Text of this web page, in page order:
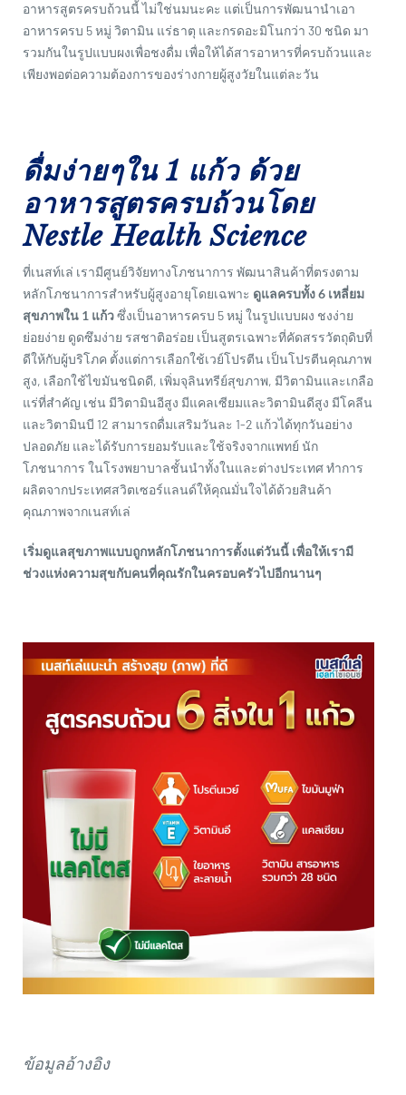
อาหารสูตรครบถ้วนนี้ ไม่ใช่นมนะคะ แต่เป็นการพัฒนานำเอา
อาหารครบ 5 หมู่ วิตามิน แร่ธาตุ และกรดอะมิโนกว่า 30 ชนิด มา
รวมกันในรูปแบบผงเพื่อชงดื่ม เพื่อให้ได้สารอาหารที่ครบถ้วนและ
เพียงพอต่อความต้องการของร่างกายผู้สูงวัยในแต่ละวัน
ดื่มง่ายๆใน 1 แก้ว ด้วย
อาหารสูตรครบถ้วนโดย
Nestle Health Science
ที่เนสท์เล่ เรามีศูนย์วิจัยทางโภชนาการ พัฒนาสินค้าที่ตรงตาม
หลักโภชนาการสำหรับผู้สูงอายุโดยเฉพาะ ดูแลครบทั้ง 6 เหลี่ยม
สุขภาพใน 1 แก้วซึ่งเป็นอาหารครบ 5 หมู่ ในรูปแบบผง ชงง่าย
ย่อยง่าย ดูดซึมง่าย รสชาติอร่อย เป็นสูตรเฉพาะที่คัดสรรวัตถุดิบที่
ดีให้กับผู้บริโภค ตั้งแต่การเลือกใช้เวย์โปรตีน เป็นโปรตีนคุณภาพ
สูง, เลือกใช้ไขมันชนิดดี, เพิ่มจุลินทรีย์สุขภาพ, มีวิตามินและเกลือ
แร่ที่สำคัญ เช่น มีวิตามินอีสูง มีแคลเซียมและวิตามินดีสูง มีโคลีน
และวิตามินบี 12 สามารถดื่มเสริมวันละ 1-2 แก้วได้ทุกวันอย่าง
ปลอดภัย และได้รับการยอมรับและใช้จริงจากแพทย์ นัก
โภชนาการ ในโรงพยาบาลชั้นนำทั้งในและต่างประเทศ ทำการ
ผลิตจากประเทศสวิตเซอร์แลนด์ให้คุณมั่นใจได้ด้วยสินค้า
คุณภาพจากเนสท์เล่
เริ่มดูแลสุขภาพแบบถูกหลักโภชนาการตั้งแต่วันนี้ เพื่อให้เรามี
ช่วงแห่งความสุขกับคนที่คุณรักในครอบครัวไปอีกนานๆ
ข้อมูลอ้างอิง